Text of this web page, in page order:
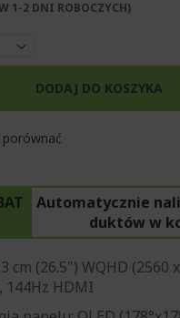
Automatycznie
duktów w
cm (26.5") WQHD (2560
144Hz HDMI
1-2 DNI ROBOCZYCH)​
DODAJ DO KOSZYKA